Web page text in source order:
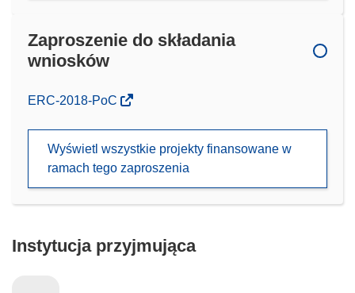
Zaproszenie do składania
wniosków
(odnośnik
nowym
ERC-2018-PoC
Wyświetl wszystkie projekty finansowane w
ramach tego zaproszenia
Instytucja przyjmująca